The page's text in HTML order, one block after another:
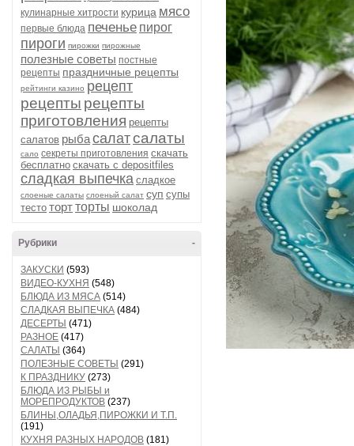
кулинарные хитрости курица мясо
первые блюда печенье пирог
пироги пирожки пирожные
полезные советы постные
рецепты праздничные рецепты
рейтинги казино рецепт
рецепты рецепты
приготовления рецепты
салатов рыбасалатсалаты
сало секреты приготовления скачать
бесплатно скачать с depositfiles
сладкая выпечка сладкое
слоеные салаты слоеный салат суп супы
тесто тортторты шоколад
-
Рубрики
ЗАКУСКИ (593)
ВИДЕО-КУХНЯ (548)
БЛЮДА ИЗ МЯСА (514)
СЛАДКАЯ ВЫПЕЧКА (484)
ДЕСЕРТЫ (471)
РАЗНОЕ (417)
САЛАТЫ (364)
ПОЛЕЗНЫЕ СОВЕТЫ (291)
К ПРАЗДНИКУ (273)
БЛЮДА ИЗ РЫБЫ и
МОРЕПРОДУКТОВ (237)
БЛИНЫ,ОЛАДЬЯ,ПИРОЖКИ И Т.П.
(191)
КУХНЯ РАЗНЫХ НАРОДОВ (181)